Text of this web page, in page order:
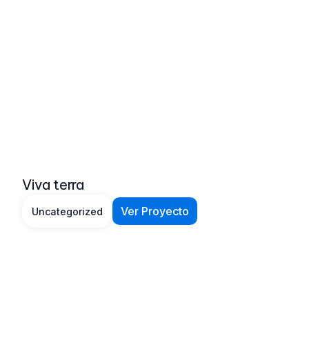
Viva terra
Uncategorized Ver Proyecto